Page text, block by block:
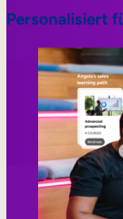
Personalisiert